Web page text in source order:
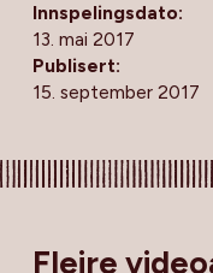
Innspelingsdato:
13. mai 2017
Publisert:
15. september 2017
Fleire